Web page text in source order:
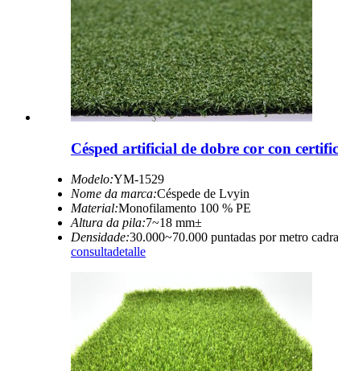
Césped artificial de dobre cor con
Modelo:YM-1529
Nome da marca:Céspede de Lvyin
Material:Monofilamento 100 % PE
Altura da pila:7~18 mm±
Densidade:30.000~70.000 puntadas por metro
consultadetalle